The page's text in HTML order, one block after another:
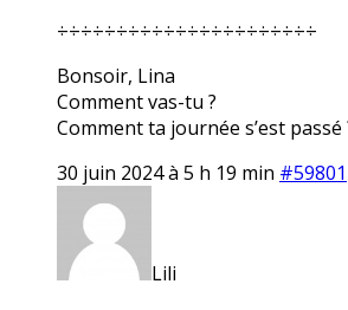
÷÷÷÷÷÷÷÷÷÷÷÷÷÷÷÷÷÷÷÷÷÷
Bonsoir, Lina
Comment vas-tu ?
Comment ta journée s’est passé
30 juin 2024 à 5 h 19 min #59801
Lili